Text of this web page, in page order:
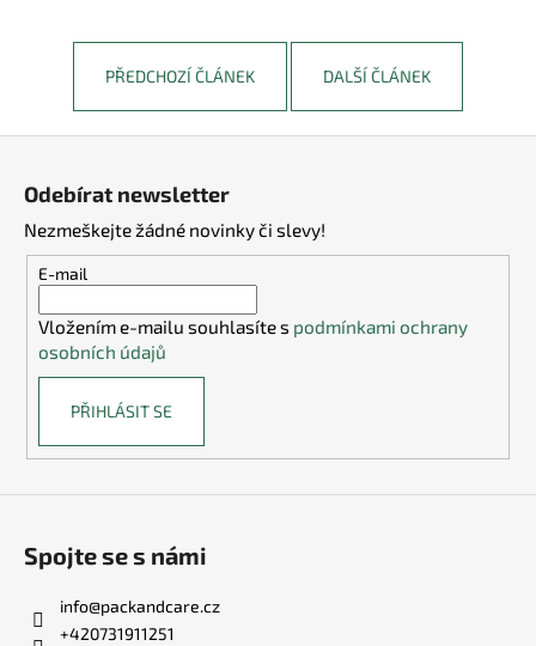
PŘEDCHOZÍ ČLÁNEK DALŠÍ ČLÁNEK
Odebírat newsletter
Nezmeškejte žádné novinky či slevy!
E-mail
Vložením e-mailu souhlasíte s podmínkami ochrany
osobních údajů
PŘIHLÁSIT SE
Spojte se s námi
info@packandcare.cz
+420731911251